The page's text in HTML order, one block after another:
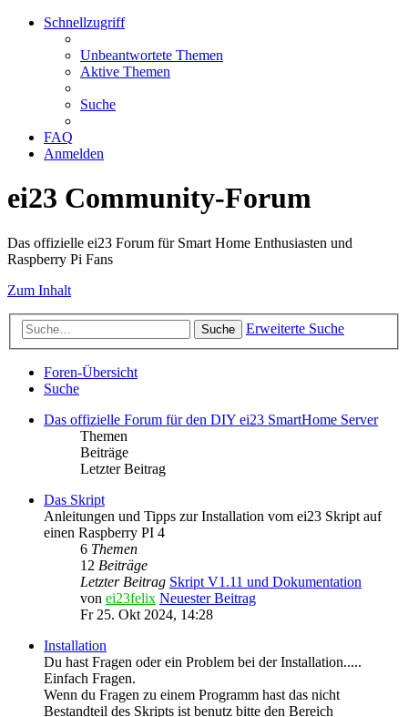
Schnellzugriff
Unbeantwortete Themen
Aktive Themen
Suche
FAQ
Anmelden
ei23 Community-Forum
Das offizielle ei23 Forum für Smart Home Enthusiasten und
Raspberry Pi Fans
Zum Inhalt
Suche Erweiterte Suche
Foren-Übersicht
Suche
Das offizielle Forum für den DIY ei23 SmartHome Server
Themen
Beiträge
Letzter Beitrag
Das Skript
Anleitungen und Tipps zur Installation vom ei23 Skript auf
einen Raspberry PI 4
6 Themen
12 Beiträge
Letzter Beitrag Skript V1.11 und Dokumentation
von ei23felix Neuester Beitrag
Fr 25. Okt 2024, 14:28
Installation
Du hast Fragen oder ein Problem bei der Installation.....
Einfach Fragen.
Wenn du Fragen zu einem Programm hast das nicht
Bestandteil des Skripts ist benutz bitte den Bereich